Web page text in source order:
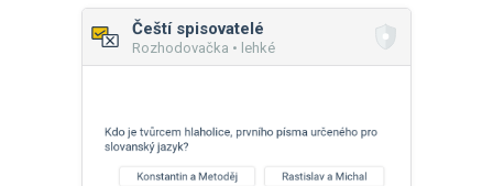
Čeští spisovatelé
Rozhodovačka • lehké